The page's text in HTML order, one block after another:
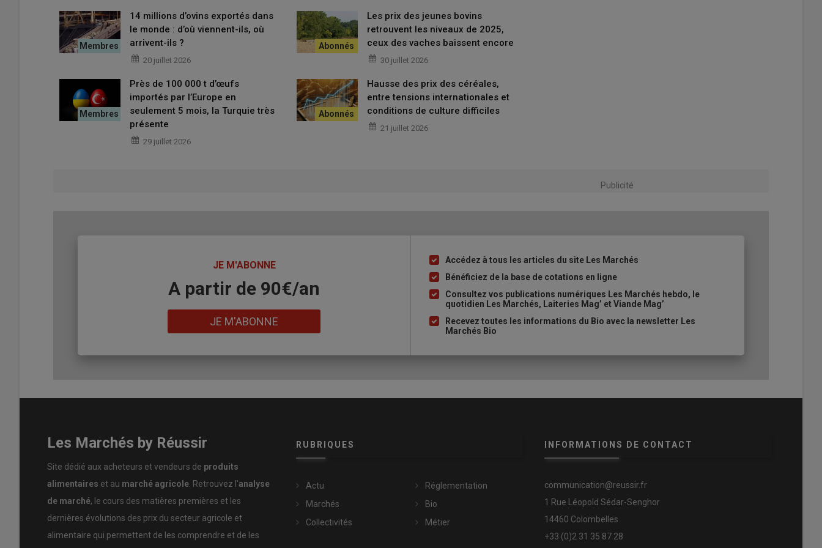
les échanges sur les principales places porcines et commence à peser sur la rentabilité des opérateurs.
14 millions d’ovins exportés dans
le monde : d’où viennent-ils, où
arrivent-ils ?
20 juillet 2026
Les prix des jeunes bovins
retrouvent les niveaux de 2025,
ceux des vaches baissent encore
30 juillet 2026
Près de 100 000 t d’œufs
importés par l’Europe en
seulement 5 mois, la Turquie très
présente
29 juillet 2026
Hausse des prix des céréales,
entre tensions internationales et
conditions de culture difficiles
21 juillet 2026
Publicité
JE M'ABONNE
A partir de 90€/an
JE M'ABONNE
Liste
à
puce
Accédez à tous les articles du site Les Marchés
Bénéficiez de la base de cotations en ligne
Consultez vos publications numériques Les Marchés hebdo, le
quotidien Les Marchés, Laiteries Mag’ et Viande Mag’
Recevez toutes les informations du Bio avec la newsletter Les
Marchés Bio
Les Marchés by Réussir
Site dédié aux acheteurs et vendeurs de produits
alimentaires et au marché agricole . Retrouvez l'analyse
de marché, le cours des matières premières et les
dernières évolutions des prix du secteur agricole et
alimentaire qui permettent de les comprendre et de les
RUBRIQUES
Actu
Marchés
Collectivités
Réglementation
Bio
Métier
INFORMATIONS DE CONTACT
communication@reussir.fr
1 Rue Léopold Sédar-Senghor
14460 Colombelles
+33 (0)2 31 35 87 28